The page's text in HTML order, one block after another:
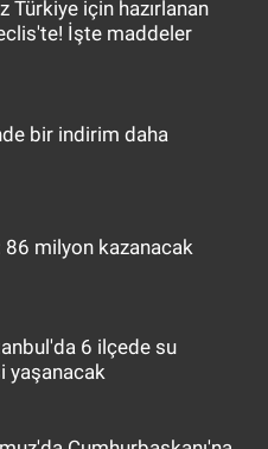
Türkiye için hazırlanan
İşte maddeler
bir indirim daha
86 milyon kazanacak
6 ilçede su
yaşanacak